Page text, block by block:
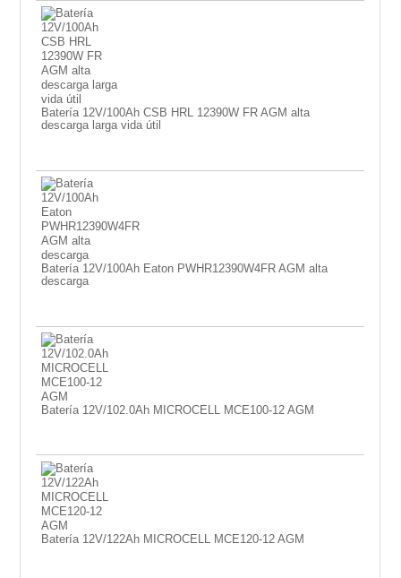
Batería 12V/100Ah CSB HRL 12390W FR AGM alta
descarga larga vida útil
Batería 12V/100Ah Eaton PWHR12390W4FR AGM alta
descarga
Batería 12V/102.0Ah MICROCELL MCE100-12 AGM
Batería 12V/122Ah MICROCELL MCE120-12 AGM